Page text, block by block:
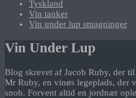
Tyskland
Vin tanker
Vin under lup smagninger
Vin Under Lup
Blog skrevet af Jacob Ruby, der
Mr Ruby, en vinøs legeplads, der
snob. Forvent altid en jordnær